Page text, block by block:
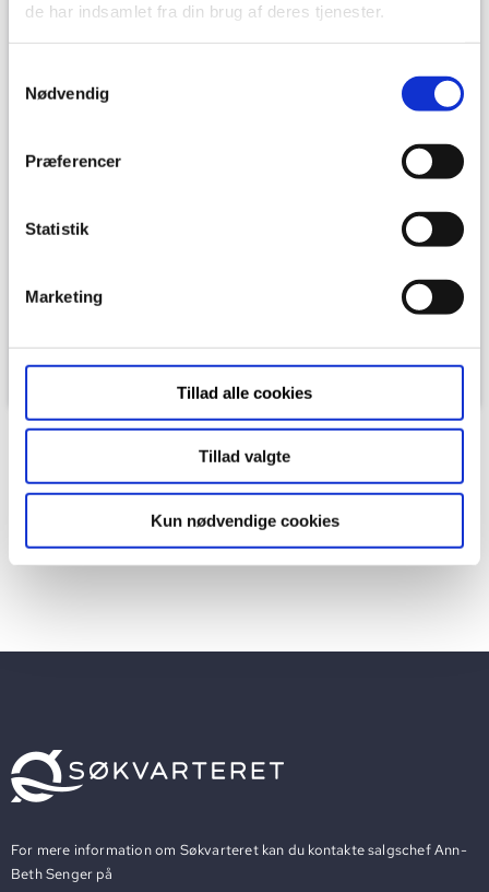
de har indsamlet fra din brug af deres tjenester.
Nødvendig
Præferencer
Statistik
Marketing
Tillad alle cookies
Tillad valgte
Kun nødvendige cookies
Søgræsgade 186
Download plantegning med mål
For mere information om Søkvarteret kan du kontakte salgschef Ann-
Beth Senger på